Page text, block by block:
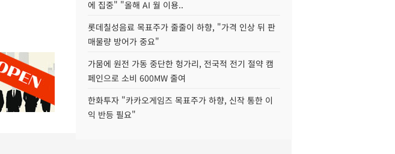
에 집중" "올해 AI 월 이용..
롯데칠성음료 목표주가 줄줄이 하향, "가격 인상 뒤 판
매물량 방어가 중요"
가뭄에 원전 가동 중단한 헝가리, 전국적 전기 절약 캠
페인으로 소비 600MW 줄여
한화투자 "카카오게임즈 목표주가 하향, 신작 통한 이
익 반등 필요"